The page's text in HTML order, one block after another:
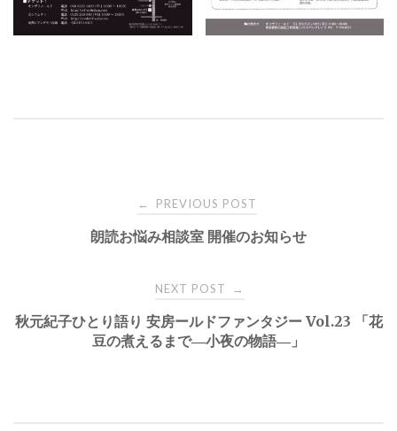
navigation
← PREVIOUS POST
朗読お悩み相談室 開催のお知らせ
NEXT POST →
秋元紀子ひとり語り 安房ールドファンタジー Vol.23 「花
豆の煮えるまで―小夜の物語―」